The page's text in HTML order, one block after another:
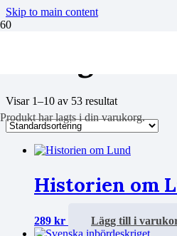
Skip to main content
Produkthar lagts i din varukorg.
Visar 1–10 av 53 resultat
Historien om
289 kr Lägg till i